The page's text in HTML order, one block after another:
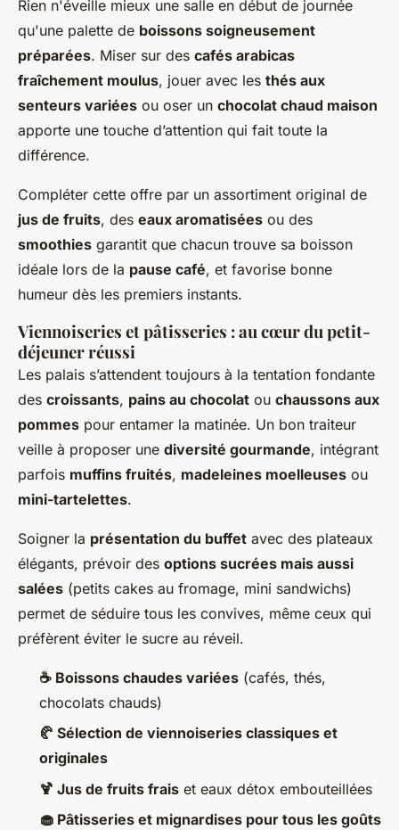
Rien n'éveille mieux une salle en début de journée
qu'une palette de boissons soigneusement
préparées. Miser sur des cafés arabicas
fraîchement moulus, jouer avec les thés aux
senteurs variées ou oser un chocolat chaud maison
apporte une touche d’attention qui fait toute la
différence.
Compléter cette offre par un assortiment original de
jus de fruits, des eaux aromatisées ou des
smoothies garantit que chacun trouve sa boisson
idéale lors de la pause café, et favorise bonne
humeur dès les premiers instants.
Viennoiseries et pâtisseries : au cœur du petit-
déjeuner réussi
Les palais s’attendent toujours à la tentation fondante
des croissants, pains au chocolat ou chaussons aux
pommes pour entamer la matinée. Un bon traiteur
veille à proposer une diversité gourmande, intégrant
parfois muffins fruités, madeleines moelleuses ou
mini-tartelettes.
Soigner la présentation du buffet avec des plateaux
élégants, prévoir des options sucrées mais aussi
salées (petits cakes au fromage, mini sandwichs)
permet de séduire tous les convives, même ceux qui
préfèrent éviter le sucre au réveil.
☕ Boissons chaudes variées (cafés, thés,
chocolats chauds)
🥐 Sélection de viennoiseries classiques et
originales
🍹 Jus de fruits frais et eaux détox embouteillées
🧁 Pâtisseries et mignardises pour tous les goûts